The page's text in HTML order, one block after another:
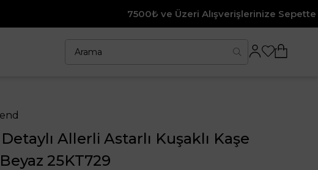
7500₺ ve Üzeri Alışverişlerinize Sepette %10 İndirim
Allerli Astarlı Kuşaklı Kaşe
25KT729